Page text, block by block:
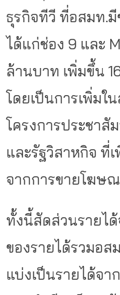
ธุรกิจทีวี ที่อสมท.
ได้แก่ช่อง 9 และ
ล้านบาท เพิ่มขึ้น
โดยเป็นการเพิ่มใ
โครงการประชาสั
และรัฐวิสาหกิจ ที่
จากการขายโฆษ
ทั้งนี้สัดส่วนรายไ
ของรายได้รวมอส
แบ่งเป็นรายได้จ